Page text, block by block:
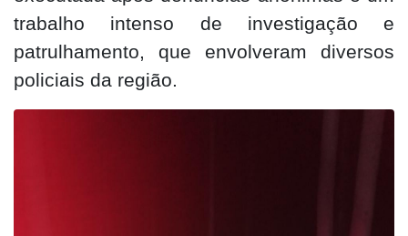
trabalho intenso de investigação e
patrulhamento, que envolveram diversos
policiais da região.